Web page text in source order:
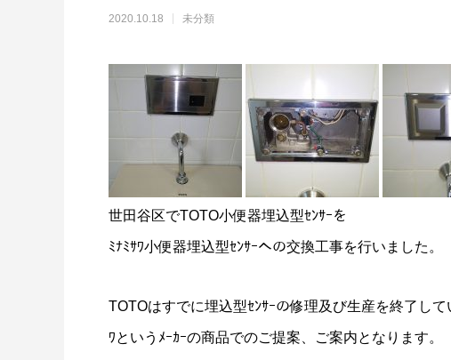
2020.10.18 未分類
世田谷区でTOTO小便器埋込型ｾﾝｻｰを
ﾐﾅﾐｻﾜ小便器埋込型ｾﾝｻｰへの交換工事を行いました。
TOTOはすでに埋込型ｾﾝｻｰの修理及び生産を終了し
ﾜというﾒｰｶｰの商品でのご提案、ご案内となります。